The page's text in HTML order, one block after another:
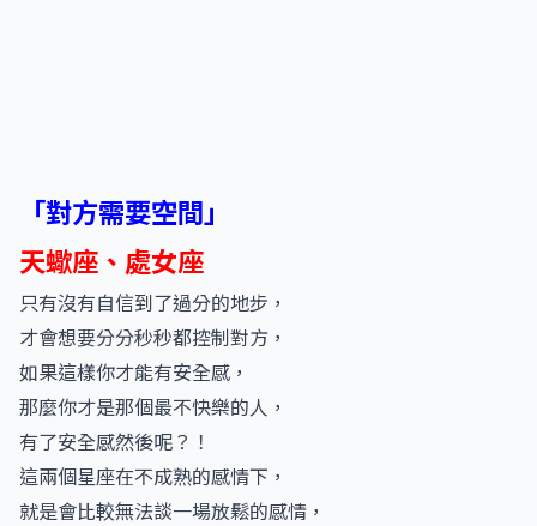
「對方需要空間」
天蠍座、處女座
只有沒有自信到了過分的地步，
才會想要分分秒秒都控制對方，
如果這樣你才能有安全感，
那麼你才是那個最不快樂的人，
有了安全感然後呢？！
這兩個星座在不成熟的感情下，
就是會比較無法談一場放鬆的感情，